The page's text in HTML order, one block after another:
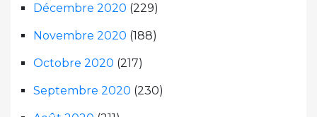
Décembre 2020 (229)
Novembre 2020 (188)
Octobre 2020 (217)
Septembre 2020 (230)